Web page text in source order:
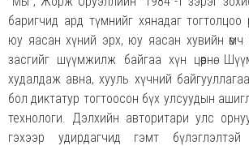
баригчид ард түмнийг хянадаг тогтолцоо
юу яасан хүний эрх, юу яасан хувийн өмч
засгийг шүүмжилж байгаа хүн цөөрнө.
худалдаж авна, хууль хүчний
бол диктатур тогтоосон бүх улсуудын
технологи. Дэлхийн авторитари улс
гэхээр удирдагчид гэмт